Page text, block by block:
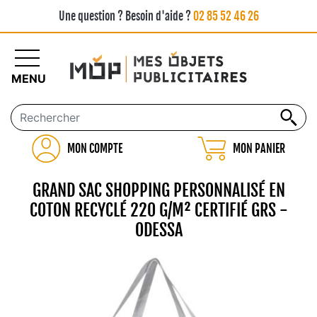
Une question ? Besoin d'aide ?02 85 52 46 26
MON COMPTE MON PANIER
MENU
GRAND SAC SHOPPING PERSONNALISÉ EN
COTON RECYCLÉ 220 G/M² CERTIFIÉ GRS -
ODESSA